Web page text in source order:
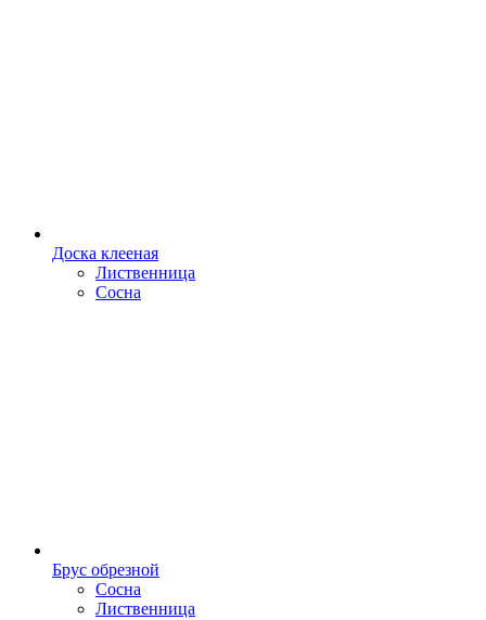
Доска клееная
Лиственница
Сосна
Брус обрезной
Сосна
Лиственница